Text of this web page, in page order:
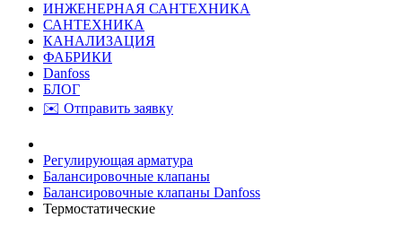
ИНЖЕНЕРНАЯ САНТЕХНИКА
САНТЕХНИКА
КАНАЛИЗАЦИЯ
ФАБРИКИ
Danfoss
БЛОГ
✉️ Отправить заявку
Регулирующая арматура
Балансировочные клапаны
Балансировочные клапаны Danfoss
Термостатические